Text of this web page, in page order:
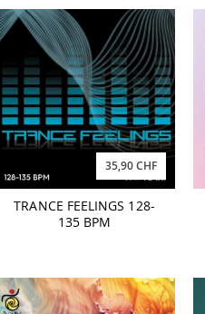
35,90 CHF
TRANCE FEELINGS 128-
135 BPM